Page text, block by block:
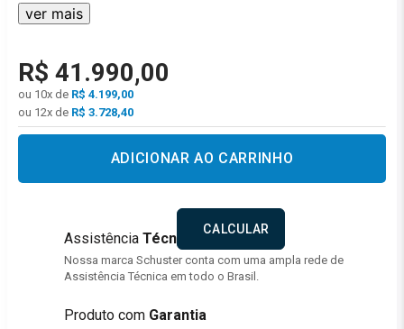
Vácuo
Elétrico e Peças de Mão
Aplicações na Odontologia
Cirurgias ósseas para implantes dentários
Cirurgia de levantamento do seio maxilar
Cirurgias ortognáticas
Remoção óssea do maxilar
Osteotomias expansivas
Aplicações na Medicina
Cirurgias ortopédicas
Cirurgias cosméticas
ver mais
R$ 41 .990,00
ou 10x de R$ 4.199,00
ou 12x de R$ 3.728,40
ADICIONAR AO CARRINHO
Assistência Técnica
Nossa marca Schuster conta com uma ampla rede de
Assistência Técnica em todo o Brasil.
Produto com Garantia